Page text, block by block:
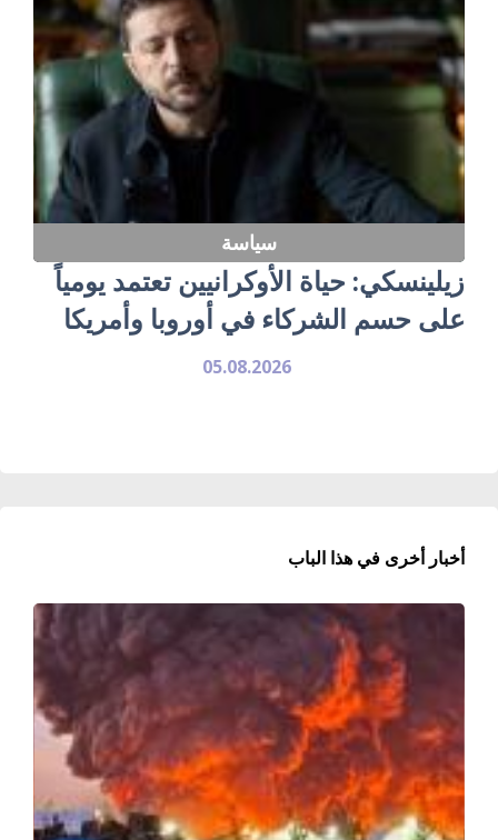
سياسة
زيلينسكي: حياة الأوكرانيين تعتمد يومياً
على حسم الشركاء في أوروبا وأمريكا
05.08.2026
أخبار أخرى في هذا الباب